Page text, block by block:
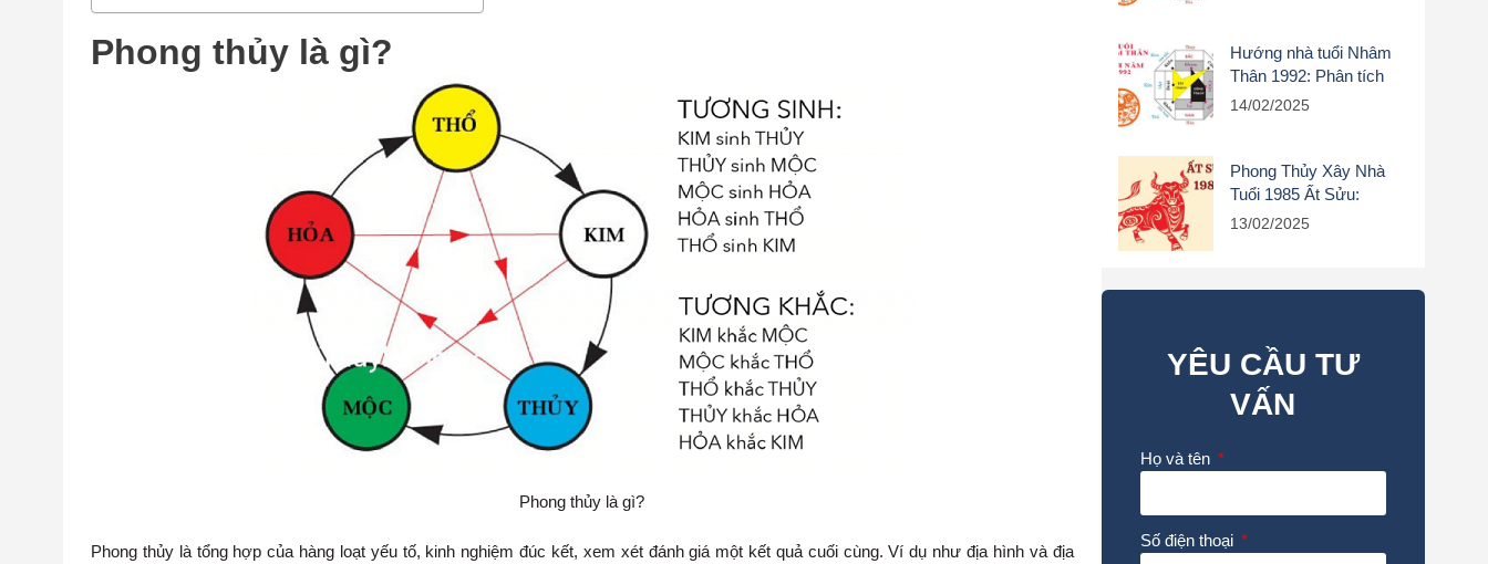
Phong thủy là gì?
Phong thủy là gì?
Phong thủy là tổng hợp của hàng loạt yếu tố, kinh nghiệm đúc kết, xem xét đánh giá một kết quả cuối cùng. Ví dụ như địa hình và địa
Hướng nhà tuổi Nhâm
Thân 1992: Phân tích
phong thuỷ chi tiết
14/02/2025
Phong Thủy Xây Nhà
Tuổi 1985 Ất Sửu:
Hướng Nhà, Màu Sắc &
13/02/2025
YÊU CẦU TƯ
VẤN
Họ và tên
Số điện thoại